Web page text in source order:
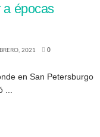
a épocas
2021 0
en San Petersburgo